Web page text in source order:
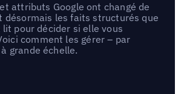
attributs Google ont changé de
désormais les faits structurés que
pour décider si elle vous
comment les gérer – par
grande échelle.